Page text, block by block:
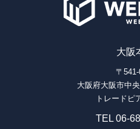
大阪
〒
大阪府大阪市中
トレードピ
TEL 06-